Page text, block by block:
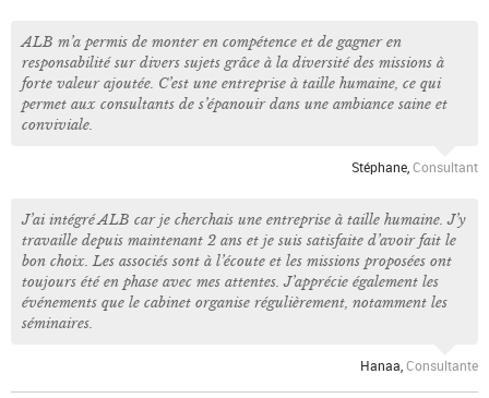
ALB m’a permis de monter en compétence et de gagner en
responsabilité sur divers sujets grâce à la diversité des missions à
forte valeur ajoutée. C’est une entreprise à taille humaine, ce qui
permet aux consultants de s’épanouir dans une ambiance saine et
conviviale.
Stéphane,Consultant
J’ai intégré ALB car je cherchais une entreprise à taille humaine. J’y
travaille depuis maintenant 2 ans et je suis satisfaite d’avoir fait le
bon choix. Les associés sont à l’écoute et les missions proposées ont
toujours été en phase avec mes attentes. J’apprécie également les
événements que le cabinet organise régulièrement, notamment les
séminaires.
Hanaa,Consultante